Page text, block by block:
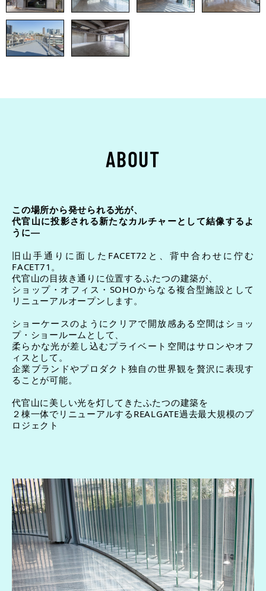
ABOUT
この場所から発せられる光が、
代官山に投影される新たなカルチャーとして結像するよ
うに—
旧山手通りに面したFACET72と、背中合わせに佇む
FACET71。
代官山の目抜き通りに位置するふたつの建築が、
ショップ・オフィス・SOHOからなる複合型施設として
リニューアルオープンします。
ショーケースのようにクリアで開放感ある空間はショッ
プ・ショールームとして、
柔らかな光が差し込むプライベート空間はサロンやオフ
ィスとして。
企業ブランドやプロダクト独自の世界観を贅沢に表現す
ることが可能。
代官山に美しい光を灯してきたふたつの建築を
２棟一体でリニューアルするREALGATE過去最大規模のプ
ロジェクト